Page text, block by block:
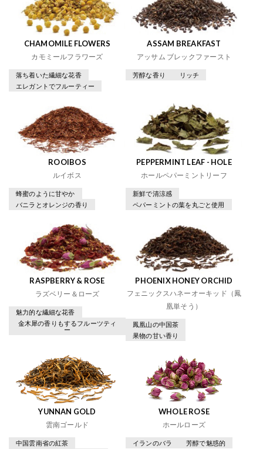
CHAMOMILE FLOWERS
カモミールフラワーズ
落ち着いた繊細な花香
エレガントでフルーティー
ASSAM BREAKFAST
アッサム ブレックファースト
芳醇な香り リッチ
ROOIBOS
ルイボス
蜂蜜のように甘やか
バニラとオレンジの香り
PEPPERMINT LEAF - HOLE
ホールペパーミントリーフ
新鮮で清涼感
ペパーミントの葉を丸ごと使用
RASPBERRY & ROSE
ラズベリー＆ローズ
魅力的な繊細な花香
金木犀の香りもするフルーツティ
ー
PHOENIX HONEY ORCHID
フェニックスハネーオーキッド（鳳
凰単そう）
鳳凰山の中国茶
果物の甘い香り
YUNNAN GOLD
雲南ゴールド
中国雲南省の紅茶
WHOLE ROSE
ホールローズ
イランのバラ 芳醇で魅惑的